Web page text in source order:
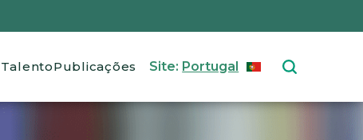
TalentoPublicações Site: PortugalSelect your